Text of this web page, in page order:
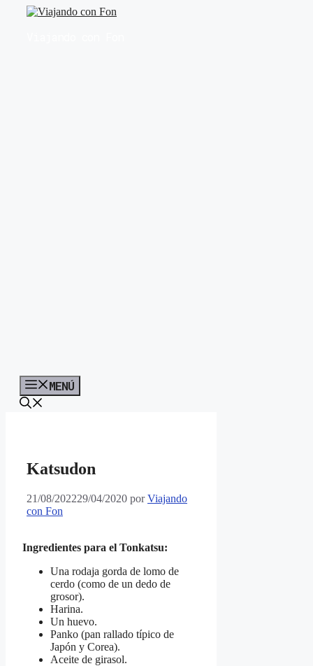
Saltar
MENÚ
Katsudon
21/08/202229/04/2020 porViajando
con Fon
Ingredientes para el Tonkatsu:
Una rodaja gorda de lomo de
cerdo (como de un dedo de
grosor).
Harina.
Un huevo.
Panko (pan rallado típico de
Japón y Corea).
Aceite de girasol.